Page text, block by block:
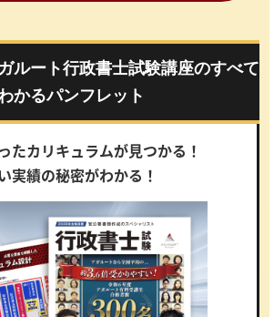
ルート行政書士試験講座のすべて
かるパンフレット
たカリキュラムが見つかる！
実績の秘密がわかる！